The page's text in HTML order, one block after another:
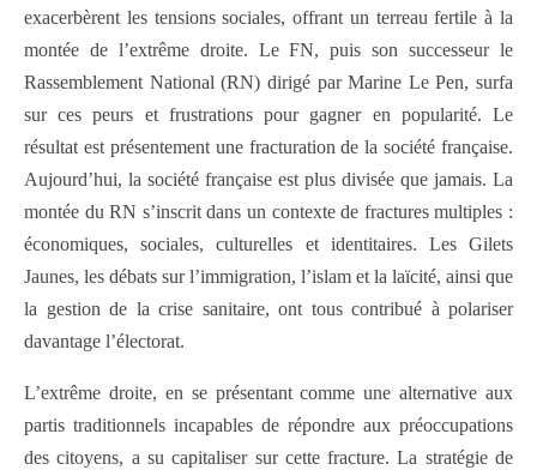
exacerbèrent les tensions sociales, offrant un terreau fertile à la
montée de l’extrême droite. Le FN, puis son successeur le
Rassemblement National (RN) dirigé par Marine Le Pen, surfa
sur ces peurs et frustrations pour gagner en popularité. Le
résultat est présentement une fracturation de la société française.
Aujourd’hui, la société française est plus divisée que jamais. La
montée du RN s’inscrit dans un contexte de fractures multiples :
économiques, sociales, culturelles et identitaires. Les Gilets
Jaunes, les débats sur l’immigration, l’islam et la laïcité, ainsi que
la gestion de la crise sanitaire, ont tous contribué à polariser
davantage l’électorat.
L’extrême droite, en se présentant comme une alternative aux
partis traditionnels incapables de répondre aux préoccupations
des citoyens, a su capitaliser sur cette fracture. La stratégie de